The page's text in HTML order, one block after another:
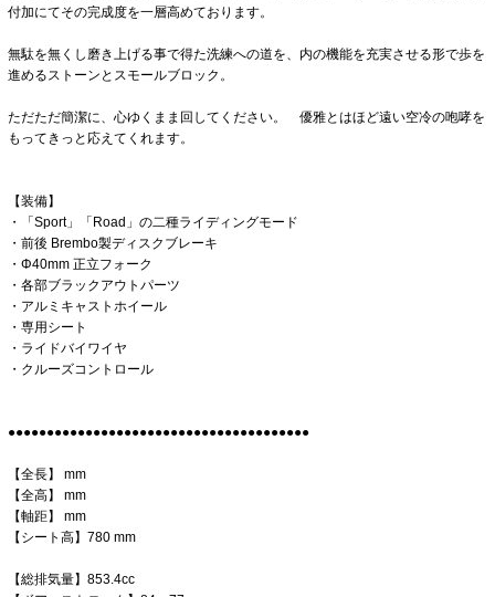
付加にてその完成度を一層高めております。
無駄を無くし磨き上げる事で得た洗練への道を、内の機能を充実させる形で歩を
進めるストーンとスモールブロック。
ただただ簡潔に、心ゆくまま回してください。 優雅とはほど遠い空冷の咆哮を
もってきっと応えてくれます。
【装備】
・「Sport」「Road」の二種ライディングモード
・前後 Brembo製ディスクブレーキ
・Φ40mm 正立フォーク
・各部ブラックアウトパーツ
・アルミキャストホイール
・専用シート
・ライドバイワイヤ
・クルーズコントロール
●●●●●●●●●●●●●●●●●●●●●●●●●●●●●●●●●●●●●●●
【全長】 mm
【全高】 mm
【軸距】 mm
【シート高】780 mm
【総排気量】853.4cc